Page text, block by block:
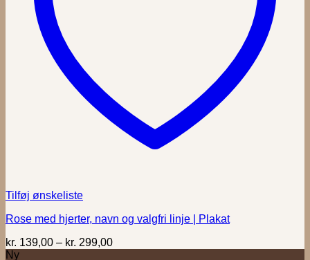
Tilføj ønskeliste
Rose med hjerter, navn og valgfri linje | Plakat
kr. 139,00 – kr. 299,00Prisinterval:
Ny